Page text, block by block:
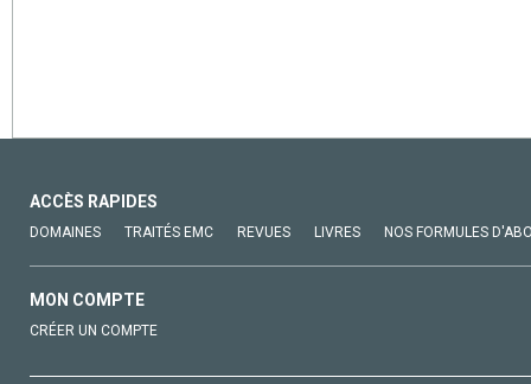
ACCÈS RAPIDES
DOMAINES TRAITÉS EMC REVUES LIVRES NOS FORMULES
MON COMPTE
CRÉER UN COMPTE